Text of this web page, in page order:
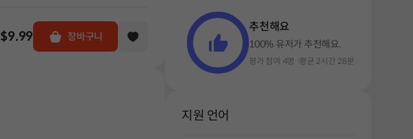
$9.99 장바구니
추천해요
100% 유저가 추천해요.
평가 참여 4명 평균 2시간 28분
지원 언어